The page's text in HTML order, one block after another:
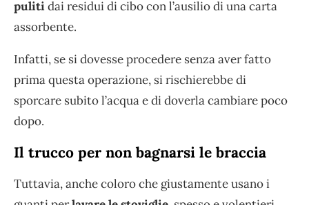
pulitidai residui di cibo con l’ausilio di una carta
assorbente.
Infatti, se si dovesse procedere senza aver fatto
prima questa operazione, si rischierebbe di
sporcare subito l’acqua e di doverla cambiare poco
dopo.
Il trucco per non bagnarsi le braccia
Tuttavia, anche coloro che giustamente usano i